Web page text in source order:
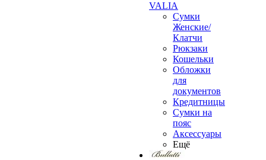
VALIA
Сумки
Женские/
Клатчи
Рюкзаки
Кошельки
Обложки
для
документов
Кредитницы
Сумки на
пояс
Аксессуары
Ещё